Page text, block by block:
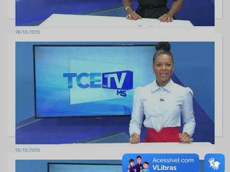
28/10/2020
TCE na TV- Edição 559
20/10/2020
TCE na TV - Edição 558